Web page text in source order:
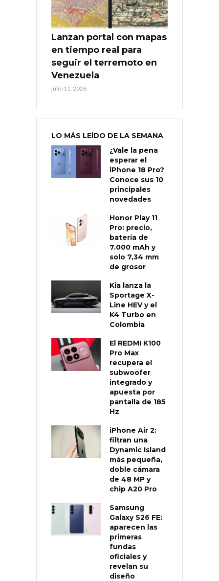
Lanzan portal con mapas
en tiempo real para
seguir el terremoto en
Venezuela
julio 11, 2026
LO MÁS LEÍDO DE LA SEMANA
¿Vale la pena
esperar el
iPhone 18 Pro?
Conoce sus 10
principales
novedades
Honor Play 11
Pro: precio,
batería de
7.000 mAh y
solo 7,34 mm
de grosor
Kia lanza la
Sportage X-
Line HEV y el
K4 Turbo en
Colombia
El REDMI K100
Pro Max
recupera el
subwoofer
integrado y
apuesta por
pantalla de 185
Hz
iPhone Air 2:
filtran una
Dynamic Island
más pequeña,
doble cámara
de 48 MP y
chip A20 Pro
Samsung
Galaxy S26 FE:
aparecen las
primeras
fundas
oficiales y
revelan su
diseño